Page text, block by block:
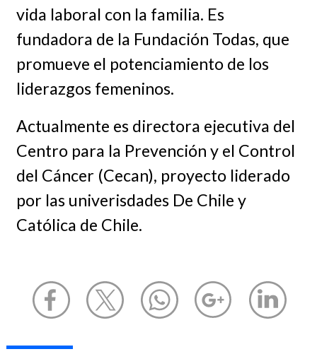
vida laboral con la familia. Es
fundadora de la Fundación Todas, que
promueve el potenciamiento de los
liderazgos femeninos.
Actualmente es directora ejecutiva del
Centro para la Prevención y el Control
del Cáncer (Cecan), proyecto liderado
por las univerisdades De Chile y
Católica de Chile.